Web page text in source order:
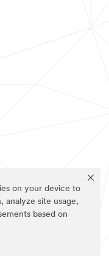
on your device to
analyze site usage,
based on